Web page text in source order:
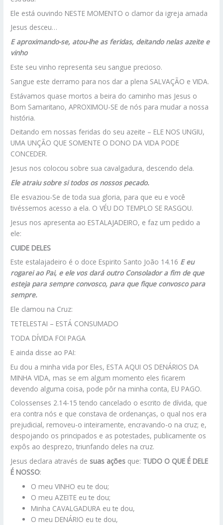
Ele está ouvindo NESTE MOMENTO o clamor da igreja amada
Jesus desceu…
E aproximando-se, atou-lhe as feridas, deitando nelas azeite e
vinho
Este seu vinho representa seu sangue precioso.
Sangue este derramo para nos dar a plena SALVAÇÃO e VIDA.
Estávamos quase mortos a beira do caminho mas Jesus o
Bom Samaritano, APROXIMOU-SE de nós para mudar a nossa
história.
Deitando em nossas feridas do seu azeite – ELE NOS UNGIU,
UMA UNÇÃO QUE SOMENTE O DONO DA VIDA PODE
CONCEDER.
Jesus nos colocou sobre sua cavalgadura, descendo dela.
Ele atraiu sobre si todos os nossos pecado.
Ele esvaziou-Se de toda sua gloria, para que eu e você
tivéssemos acesso a ela. O VÉU DO TEMPLO SE RASGOU.
Jesus nos apresenta ao ESTALAJADEIRO, e faz um pedido a
ele:
CUIDE DELES
Este estalajadeiro é o doce Espirito Santo João 14.16 E eu
rogarei ao Pai, e ele vos dará outro Consolador a fim de que
esteja para sempre convosco, para que fique convosco para
sempre.
Ele clamou na Cruz:
TETELESTAI – ESTÁ CONSUMADO
TODA DÍVIDA FOI PAGA
E ainda disse ao PAI:
Eu dou a minha vida por Eles, ESTA AQUI OS DENÁRIOS DA
MINHA VIDA, mas se em algum momento eles ficarem
devendo alguma coisa, pode pôr na minha conta, EU PAGO.
Colossenses 2.14-15 tendo cancelado o escrito de dívida, que
era contra nós e que constava de ordenanças, o qual nos era
prejudicial, removeu-o inteiramente, encravando-o na cruz; e,
despojando os principados e as potestades, publicamente os
expôs ao desprezo, triunfando deles na cruz.
Jesus declara através de suas ações que: TUDO O QUE É DELE
É NOSSO:
O meu VINHO eu te dou;
O meu AZEITE eu te dou;
Minha CAVALGADURA eu te dou,
O meu DENÁRIO eu te dou,